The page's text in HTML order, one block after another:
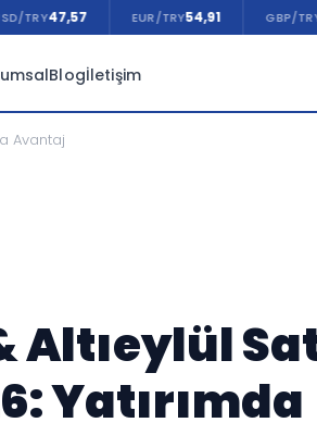
47,57 EUR/TRY54,91 GBP/TRY64,18
Blogİletişim
Avantaj
Altıeylül
Yatırımda